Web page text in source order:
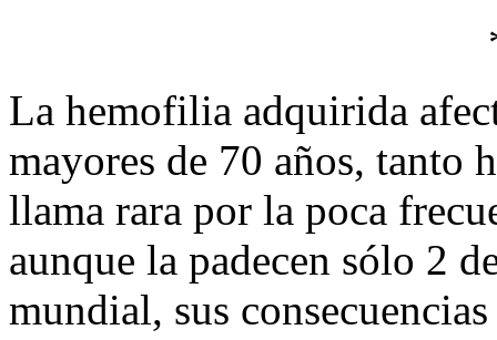
La hemofilia adquirida
mayores de 70 años, tanto
llama rara por la poca
aunque la padecen sólo 2
mundial, sus